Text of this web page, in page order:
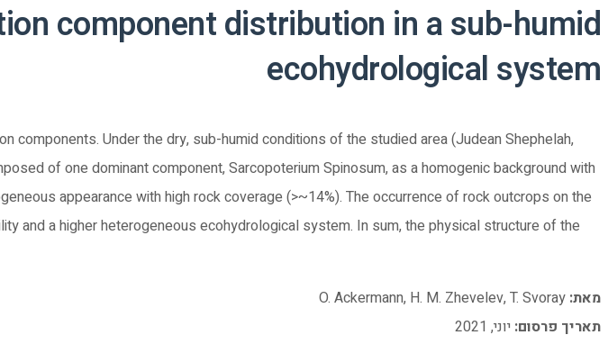
component distribution in a sub-humid
ecohydrological system
Under the dry, sub-humid conditions of the studied area (Judean Shephelah,
of one dominant component, Sarcopoterium Spinosum, as a homogenic background with
appearance with high rock coverage (>~14%). The occurrence of rock outcrops on the
and a higher heterogeneous ecohydrological system. In sum, the physical structure of the
מאת: O. Ackermann, H. M. Zhevelev, T. Svoray
תאריך פרסום: יוני, 2021